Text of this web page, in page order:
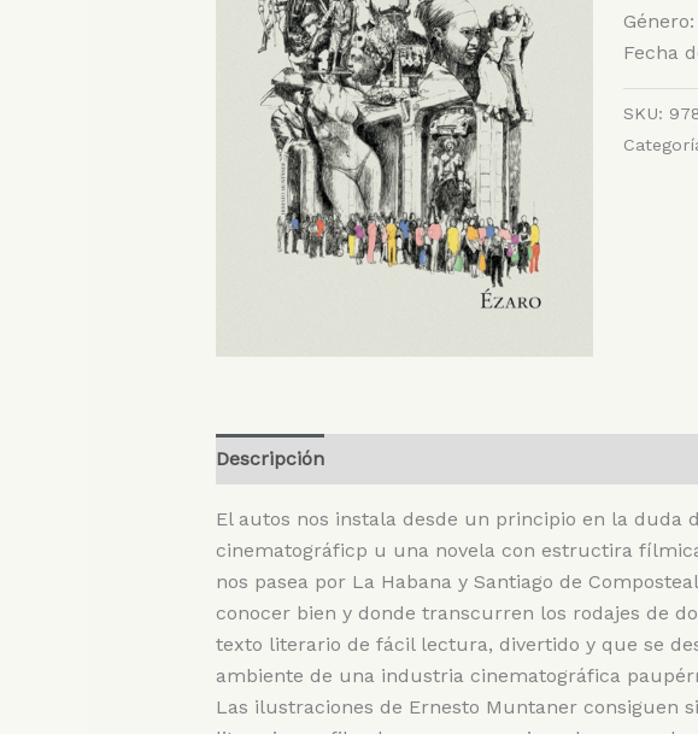
Fecha
SKU:
Descripción
El autos nos instala desde un principio en la duda
cinematográficp u una novela con estructira
nos pasea por La Habana y Santiago de
conocer bien y donde transcurren los rodajes de
texto literario de fácil lectura, divertido y que se
ambiente de una industria cinematográfica
Las ilustraciones de Ernesto Muntaner consiguen